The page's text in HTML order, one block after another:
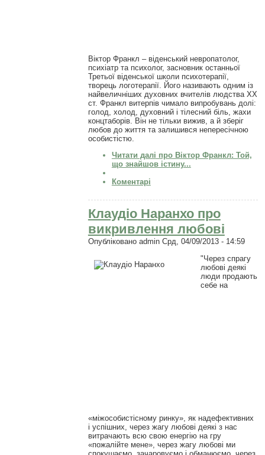
Віктор Франкл – віденський невропатолог,
психіатр та психолог, засновник останньої
Третьої віденської школи психотерапії,
творець логотерапії. Його називають одним із
найвеличніших духовних вчителів людства XX
ст. Франкл витерпів чимало випробувань долі:
голод, холод, духовний і тілесний біль, жахи
концтаборів. Він не тільки вижив, а й зберіг
любов до життя та залишився непересічною
особистістю.
Читати далі про Віктор Франкл: Той,
що знайшов істину...
Коментарі
Клаудіо Наранхо про
викривлення любові
Опубліковано adminСрд, 04/09/2013 - 14:59
"Через спрагу
любові деякі
люди продають
себе на
«міжособистісному ринку», як надефективних
і успішних, через жагу любові деякі з нас
витрачають всю свою енергію на гру
«пожалійте мене», через жагу любові ми
спокушаємо, зачаровуємо і обманюємо, через